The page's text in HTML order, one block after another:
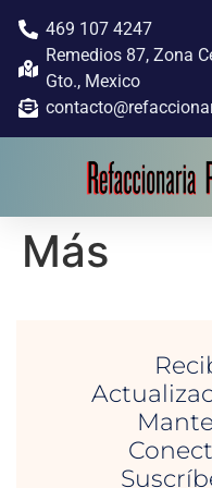
469 107 4247
Remedios 87, Zona
Gto., Mexico
Más